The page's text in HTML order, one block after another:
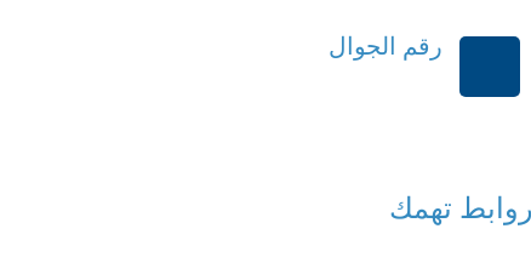
رقم الجوال
روابط تهمك